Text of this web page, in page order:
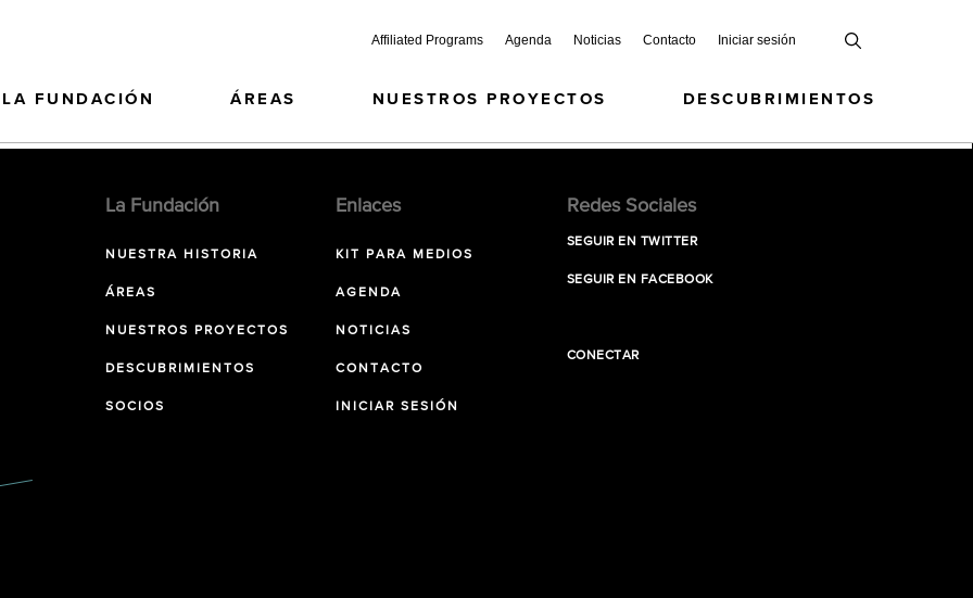
Affiliated Programs Agenda Noticias Contacto Iniciar sesión
LA FUNDACIÓN ÁREAS NUESTROS PROYECTOS DESCUBRIMIENTOS
La Fundación
NUESTRA HISTORIA
ÁREAS
NUESTROS PROYECTOS
DESCUBRIMIENTOS
SOCIOS
Enlaces
KIT PARA MEDIOS
AGENDA
NOTICIAS
CONTACTO
INICIAR SESIÓN
Redes Sociales
SEGUIR EN TWITTER
SEGUIR EN FACEBOOK
CONECTAR